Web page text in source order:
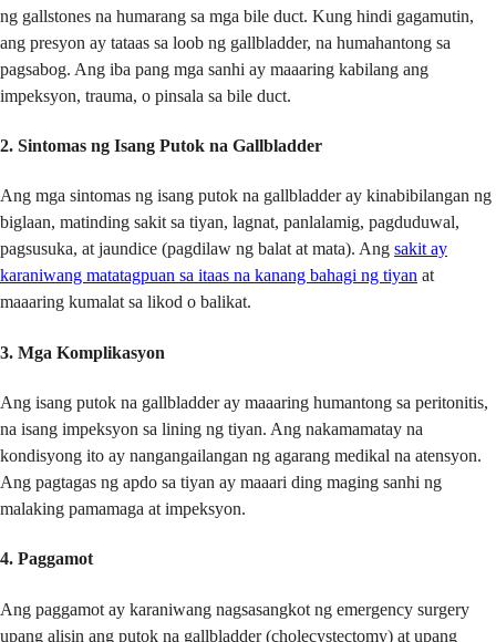
ng gallstones na humarang sa mga bile duct. Kung hindi gagamutin,
ang presyon ay tataas sa loob ng gallbladder, na humahantong sa
pagsabog. Ang iba pang mga sanhi ay maaaring kabilang ang
impeksyon, trauma, o pinsala sa bile duct.
2. Sintomas ng Isang Putok na Gallbladder
Ang mga sintomas ng isang putok na gallbladder ay kinabibilangan ng
biglaan, matinding sakit sa tiyan, lagnat, panlalamig, pagduduwal,
pagsusuka, at jaundice (pagdilaw ng balat at mata). Ang sakit ay
karaniwang matatagpuan sa itaas na kanang bahagi ng tiyan at
maaaring kumalat sa likod o balikat.
3. Mga Komplikasyon
Ang isang putok na gallbladder ay maaaring humantong sa peritonitis,
na isang impeksyon sa lining ng tiyan. Ang nakamamatay na
kondisyong ito ay nangangailangan ng agarang medikal na atensyon.
Ang pagtagas ng apdo sa tiyan ay maaari ding maging sanhi ng
malaking pamamaga at impeksyon.
4. Paggamot
Ang paggamot ay karaniwang nagsasangkot ng emergency surgery
upang alisin ang putok na gallbladder (cholecystectomy) at upang